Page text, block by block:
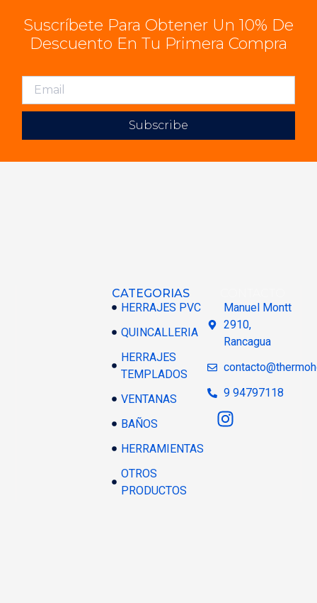
Suscríbete Para Obtener Un 10% De
Descuento En Tu Primera Compra
Subscribe
CATEGORIAS
HERRAJES PVC
QUINCALLERIA
HERRAJES
TEMPLADOS
VENTANAS
BAÑOS
HERRAMIENTAS
OTROS
PRODUCTOS
Manuel Montt
2910,
Rancagua
9 94797118